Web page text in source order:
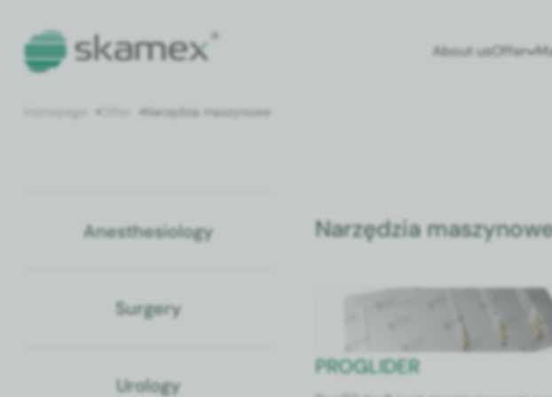
About usOffer
Offer Narzędzia maszynowe
Anes­the­si­ol­o­gy
Surgery
Urol­o­gy
Narzędzia
PROGLIDER